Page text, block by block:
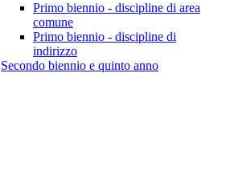
Primo biennio - discipline di area
comune
Primo biennio - discipline di
indirizzo
Secondo biennio e quinto anno